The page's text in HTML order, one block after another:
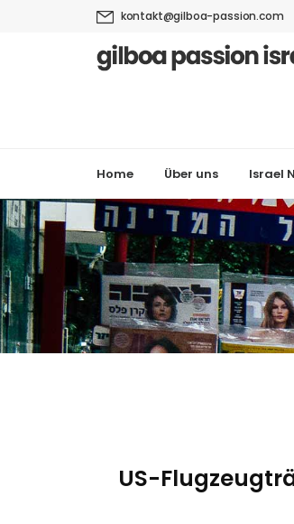
kontakt@gilboa-passion.com
Home Über uns Israel
US-